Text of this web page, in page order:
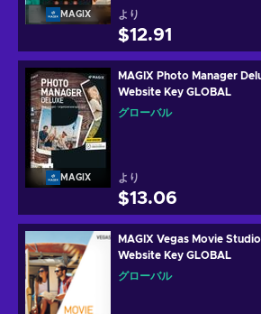
MAGIX より
$12.91
MAGIX
MAGIX Photo Manager
Website Key GLOBAL
グローバル
より
$13.06
MAGIX Vegas Movie
Website Key GLOBAL
グローバル